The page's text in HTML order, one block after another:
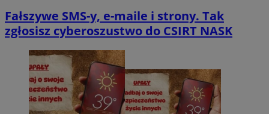
Fałszywe SMS-y, e-maile i strony. Tak
zgłosisz cyberoszustwo do CSIRT NASK